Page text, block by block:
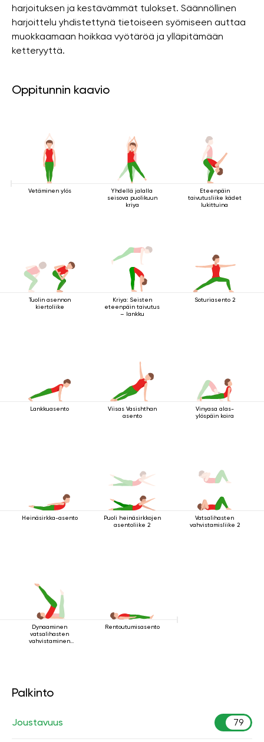
harjoituksen ja kestävämmät tulokset. Säännöllinen
harjoittelu yhdistettynä tietoiseen syömiseen auttaa
muokkaamaan hoikkaa vyötäröä ja ylläpitämään
ketteryyttä.
Oppitunnin kaavio
Vetäminen ylös
Yhdellä jalalla
seisova puolikuun
kriya
Eteenpäin
taivutusliike kädet
lukittuina
Tuolin asennon
kiertoliike
Kriya: Seisten
eteenpäin taivutus
– lankku
Soturiasento 2
Lankkuasento
Viisas Vasishthan
asento
Vinyasa alas-
ylöspäin koira
Heinäsirkka-asento
Puoli heinäsirkkojen
asentoliike 2
Vatsalihasten
vahvistamisliike 2
Dynaaminen
vatsalihasten
vahvistaminen
Rentoutumisasento
Palkinto
Joustavuus 79